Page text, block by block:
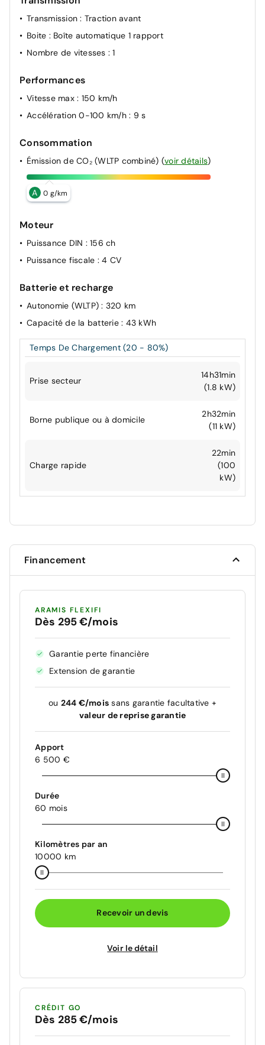
Transmission: Traction avant
Boite : Boîte automatique 1 rapport
Nombre de vitesses : 1
Performances
Vitesse max : 150 km/h
Accélération 0-100 km/h : 9 s
Consommation
Émission de CO₂ (WLTP combiné) (voir détails)
A 0 g/km
Moteur
Puissance DIN : 156 ch
Puissance fiscale : 4 CV
Batterie et recharge
Autonomie (WLTP): 320 km
Capacité de la batterie : 43 kWh
Temps De Chargement (20 - 80%)
Prise secteur
14h31min
(1.8 kW)
Borne publique ou à domicile
2h32min
(11 kW)
Charge rapide
22min
(100
kW)
Financement
ARAMIS FLEXIFI
Dès 295 €/mois
Garantie perte financière
Extension de garantie
ou 244 €/mois sans garantie facultative +
valeur de reprise garantie
Apport
6 500 €
Durée
60 mois
Kilomètres par an
10000 km
Recevoir un devis
Voir le détail
CRÉDIT GO
Dès 285 €/mois